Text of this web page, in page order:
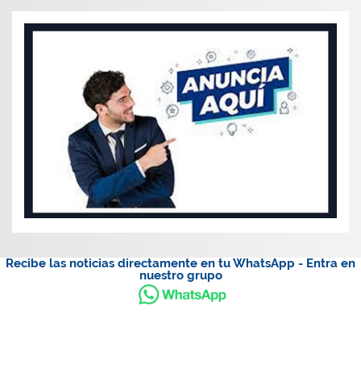
Recibe las noticias directamente en tu WhatsApp - Entra en
nuestro grupo